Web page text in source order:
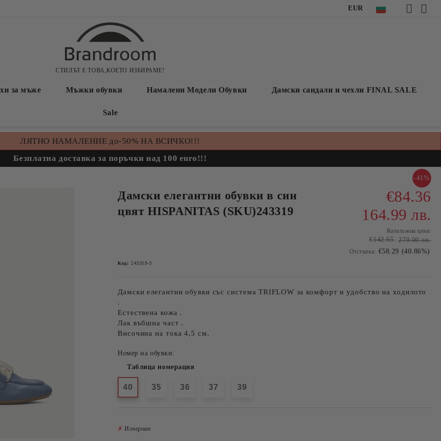
EUR
СТИЛЪТ Е ТОВА,КОЕТО ИЗБИРАМЕ!
за мъже Мъжки обувки Намалени Модели Обувки Дамски сандали и чехли FINAL SALE
Sale
ЛЯТНО НАМАЛЕНИЕ до-50% НА ВСИЧКО!!!
Безплатна доставка за поръчки над 100 euro!!!
Дамски елегантни обувки в син
цвят HISPANITAS (SKU)243319
-41%
€84.36
164.99 лв.
Каталожна цена:
€142.65 279.00 лв.
Отстъпка: €58.29 (40.86%)
Код: 243319-3
Дамски елегантни обувки със система TRIFLOW за комфорт и удобство на ходилото
.
Естествена кожа .
Лак въбшна част .
Височина на тока 4,5 см.
Номер на обувки:
Таблица номерация
40 35 36 37 39
✗ Изчерпан